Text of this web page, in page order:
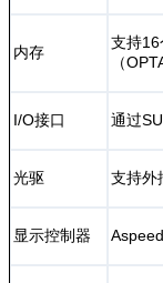
内存
支持
（
I/O接口 通过
光驱 支持外
显示控制器